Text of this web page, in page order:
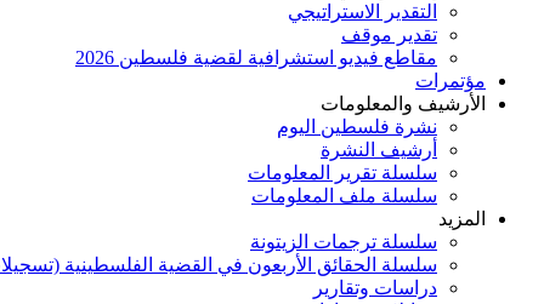
التقدير الاستراتيجي
تقدير موقف
مقاطع فيديو استشرافية لقضية فلسطين 2026
مؤتمرات
الأرشيف والمعلومات
نشرة فلسطين اليوم
أرشيف النشرة
سلسلة تقرير المعلومات
سلسلة ملف المعلومات
المزيد
سلسلة ترجمات الزيتونة
سلسلة الحقائق الأربعون في القضية الفلسطينية
دراسات وتقارير